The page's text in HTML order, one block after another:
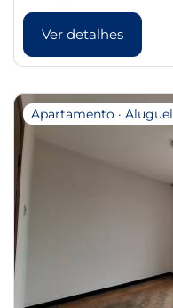
Ver detalhes
Apartamento · Aluguel